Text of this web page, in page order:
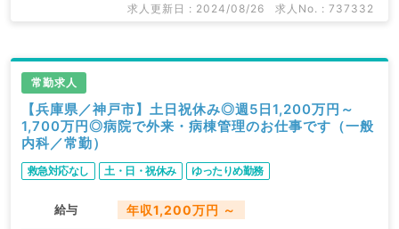
求人更新日 : 2024/08/26 求人No. : 737332
常勤求人
【兵庫県／神戸市】土日祝休み◎週5日1,200万円～
1,700万円◎病院で外来・病棟管理のお仕事です（一般
内科／常勤）
救急対応なし 土・日・祝休み ゆったりめ勤務
給与 年収1,200万円 ～